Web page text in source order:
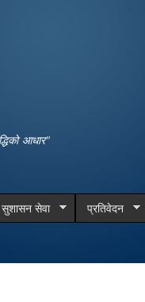
आधार"
सुशासन सेवा प्रतिवेदन